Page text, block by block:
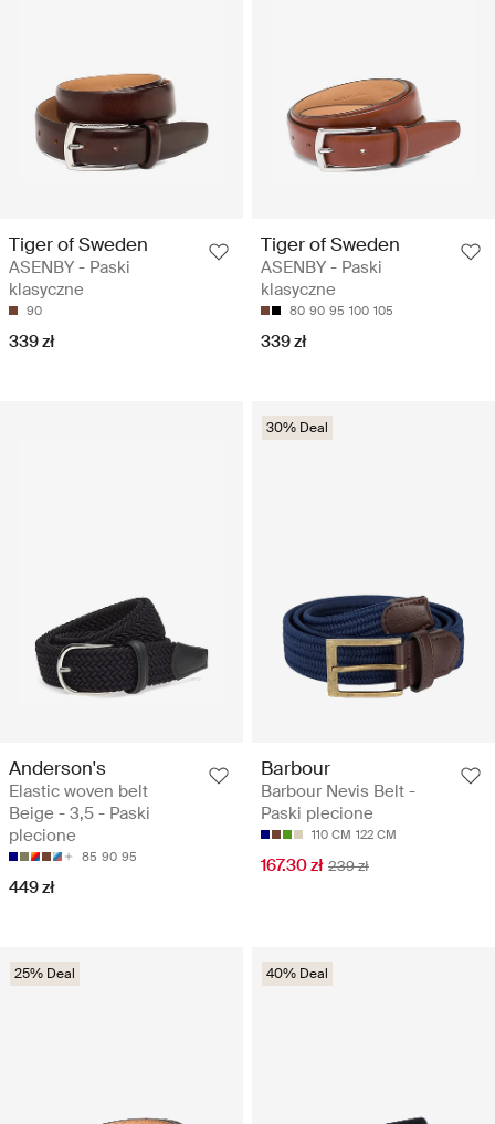
Tiger of Sweden
ASENBY - Paski
klasyczne
90
339 zł
Tiger of Sweden
ASENBY - Paski
klasyczne
80 90 95 100 105
339 zł
Anderson's
Elastic woven belt
Beige - 3,5 - Paski
plecione
85 90 95
449 zł
30% Deal
Barbour
Barbour Nevis Belt -
Paski plecione
110 CM 122 CM
167.30 zł 239 zł
25% Deal 40% Deal